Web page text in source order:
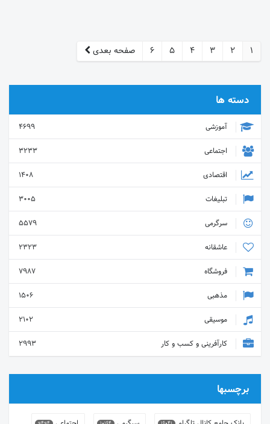
1
2
3
4
5
6 صفحه بعدی
دسته ها
آموزشی
4699
اجتماعی
3233
اقتصادی
1408
تبلیغات
3005
سرگرمی
5579
عاشقانه
2323
فروشگاه
7987
مذهبی
1506
موسیقی
2102
کارآفرینی و کسب و کار
2993
برچسبها